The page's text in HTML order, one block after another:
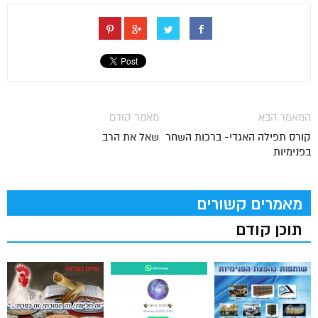
מאמר קודם
שאל את הרב
המאמר הבא
קורס תפילה האגדי- ברכות השחר
בפנימיות
מאמרים קשורים
תוכן קודם